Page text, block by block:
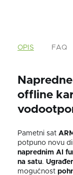
OPIS FAQ
offline
Pametni sat
potpuno novu
naprednim AI
na satu.
mogućnost